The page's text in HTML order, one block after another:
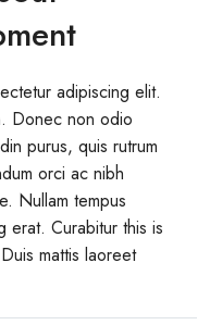
adipiscing elit.
Donec non odio
purus, quis rutrum
orci ac nibh
Nullam tempus
erat. Curabitur this is
mattis laoreet